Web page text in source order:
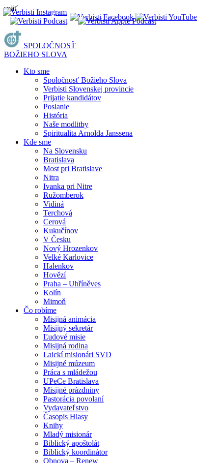
späť
SPOLOČNOSŤ
BOŽIEHO SLOVA
Kto sme
Spoločnosť Božieho Slova
Verbisti Slovenskej provincie
Prijatie kandidátov
Poslanie
História
Naše modlitby
Spiritualita Arnolda Janssena
Kde sme
Na Slovensku
Bratislava
Most pri Bratislave
Nitra
Ivanka pri Nitre
Ružomberok
Vidiná
Terchová
Cerová
Kukučínov
V Česku
Nový Hrozenkov
Velké Karlovice
Halenkov
Hovězí
Praha – Uhříněves
Kolín
Mimoň
Čo robíme
Misijná animácia
Misijný sekretár
Ľudové misie
Misijná rodina
Laickí misionári SVD
Misijné múzeum
Práca s mládežou
UPeCe Bratislava
Misijné prázdniny
Pastorácia povolaní
Vydavateľstvo
Časopis Hlasy
Knihy
Mladý misionár
Biblický apoštolát
Biblický koordinátor
Obnova – Renew